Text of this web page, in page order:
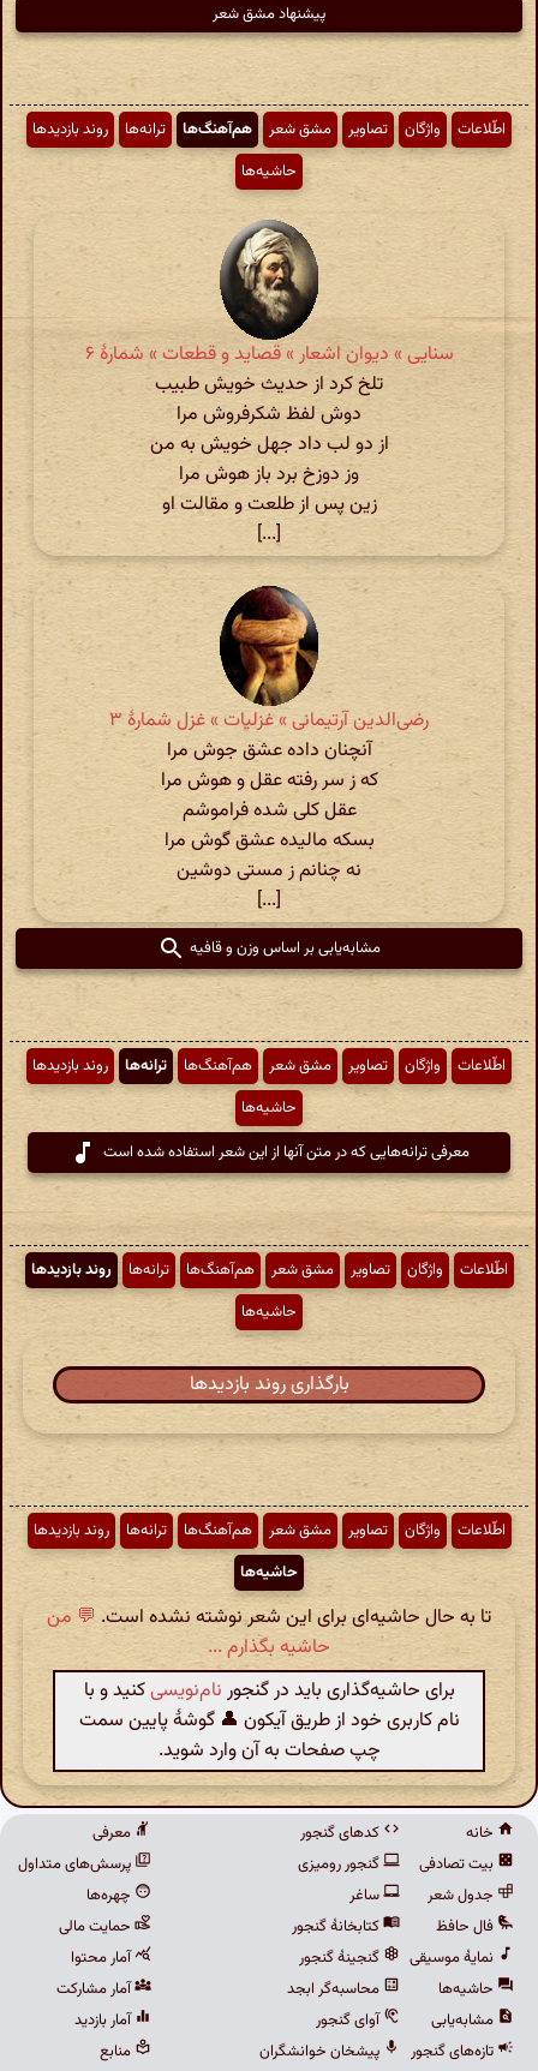
پیشنهاد مشق شعر
اطّلاعات واژگان تصاویر مشق شعر هم‌آهنگ‌ها ترانه‌ها
روند بازدیدها
حاشیه‌ها
سنایی » دیوان اشعار » قصاید و قطعات » شمارهٔ ۶
تلخ کرد از حدیث خویش طبیب
دوش لفظ شکرفروش مرا
از دو لب داد جهل خویش به من
وز دوزخ برد باز هوش مرا
زین پس از طلعت و مقالت او
[...]
رضی‌الدین آرتیمانی » غزلیات » غزل شمارهٔ ۳
آنچنان داده عشق جوش مرا
که ز سر رفته عقل و هوش مرا
عقل کلی شده فراموشم
بسکه مالیده عشق گوش مرا
نه چنانم ز مستی دوشین
[...]
مشابه‌یابی بر اساس وزن و قافیه
اطّلاعات واژگان تصاویر مشق شعر هم‌آهنگ‌ها ترانه‌ها
روند بازدیدها
حاشیه‌ها
معرفی ترانه‌هایی که در متن آنها از این شعر استفاده شده است
اطّلاعات واژگان تصاویر مشق شعر هم‌آهنگ‌ها ترانه‌ها
روند بازدیدها
حاشیه‌ها
بارگذاری روند بازدیدها
اطّلاعات واژگان تصاویر مشق شعر هم‌آهنگ‌ها ترانه‌ها
روند بازدیدها
حاشیه‌ها
تا به حال حاشیه‌ای برای این شعر نوشته نشده است. 💬 من
حاشیه بگذارم ...
برای حاشیه‌گذاری باید در گنجور نام‌نویسیکنید و با
نام کاربری خود از طریق آیکون 👤 گوشهٔ پایین سمت
چپ صفحات به آن وارد شوید.
خانه
بیت تصادفی
جدول شعر
فال حافظ
نمایهٔ موسیقی
حاشیه‌ها
مشابه‌یابی
تازه‌های گنجور
کدهای گنجور
گنجور رومیزی
ساغر
کتابخانهٔ گنجور
گنجینهٔ گنجور
محاسبه‌گر ابجد
آوای گنجور
پیشخان خوانشگران
معرفی
پرسش‌های متداول
چهره‌ها
حمایت مالی
آمار محتوا
آمار مشارکت
آمار بازدید
منابع